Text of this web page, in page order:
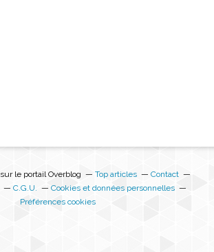
sur le portail Overblog Top articles
Contact
C.G.U.
Cookies et données personnelles
Préférences cookies